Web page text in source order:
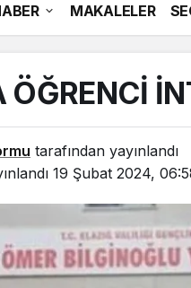
MAKALELER
ÖĞRENCİ
tarafından yayınlandı
19 Şubat 2024,